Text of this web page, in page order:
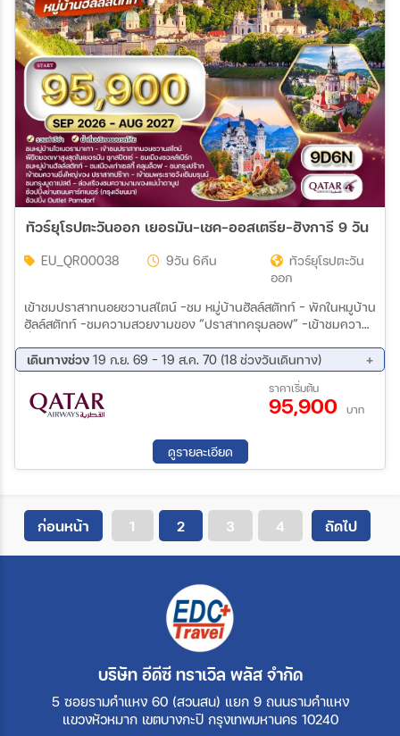
ทัวร์ยุโรปตะวันออก เยอรมัน-เชค-ออสเตรีย-ฮังการี 9 วัน
EU_QR00038 9วัน 6คืน
ทัวร์ยุโรปตะวัน
ออก
เข้าชมปราสาทนอยชวานสไตน์ -ชม หมู่บ้านฮัลล์สตัทท์ - พักในหมูบ้าน
ฮัลล์สตัทท์ -ชมความสวยงามของ “ปราสาทครุมลอฟ” -เข้าชมความ
Garden) -เข้าชม “พระราชวังเชินบรุนน์” -ล่องเรือชมวิวทิวทัศน์สอง
ฟากฝั่งแม่น้ำดานูบ -ชมกำแพง เลนนอน (Lennon Wall) -มิวนิค -
โอเบอรามาเกา - นั่งกระเช้าพิชิตยอดเขาซุกสปิตเซ่ -ซอลส์เบิร์ก -
ฮัลล์สตัทท์ - เชสกี้ คลุมลอฟ - ปราสาทครุมลอฟ -กรุงปร๊าก -
วา -กรุงเวียนนา - พระราชวังเชินบรุนน์ - สวนสาธารณะสตัดปาร์ค -
ถนนคาร์ทเนอร์ -กรุงบูดาเปสต์ - คาสเซิ่ลฮิลล์ - ฮีโร่สแควร์ - ล่องเรือ
สิ้นค้าแบรนด์เนมระดับไฮท์เอน บน“ถนนคาร์ทเนอร์” ย่านถนนการค้าที่
ตั้งอยู่ใจกลางเมือง -ขาหมูเยอรมันหนังอบกรอบ พร้อมเครื่องดื่ม
-อาหารพื้นเมือง Mix Grill อร่อยจุใจกับเนื้อสัตว์ 3 ชนิด(หมู ไก่ ปลา)
-ซี่โครงหมูอบสไตล์เวียนนา - เมนูฮังกาเรียนกูลาซซุป
เดินทางช่วง 19 ก.ย. 69 - 19 ส.ค. 70 (18 ช่วงวันเดินทาง)
02 ต.ค. 69 - 10 ต.ค. 69
17 ต.ค. 69 - 25 ต.ค. 69
30 ต.ค. 69 - 07 พ.ย. 69
18 พ.ย. 69 - 26 พ.ย. 69
04 ธ.ค. 69 - 12 ธ.ค. 69
13 ก.พ. 70 - 21 ก.พ. 70
20 มี.ค. 70 - 28 มี.ค. 70
04 เม.ย. 70 - 12 เม.ย. 70
10 เม.ย. 70 - 18 เม.ย. 70
29 พ.ค. 70 - 06 มิ.ย. 70
19 มิ.ย. 70 - 27 มิ.ย. 70
15 ก.ค. 70 - 23 ก.ค. 70
11 ส.ค. 70 - 19 ส.ค. 70
ราคาเริ่มต้น
95,900 บาท
ดูรายละเอียด
ก่อนหน้า 1 2 3 4 ถัดไป
บริษัท อีดีซี ทราเวิล พลัส จำกัด
5 ซอยรามคำแหง 60 (สวนสน) แยก 9 ถนนรามคำแหง
แขวงหัวหมาก เขตบางกะปิ กรุงเทพมหานคร 10240